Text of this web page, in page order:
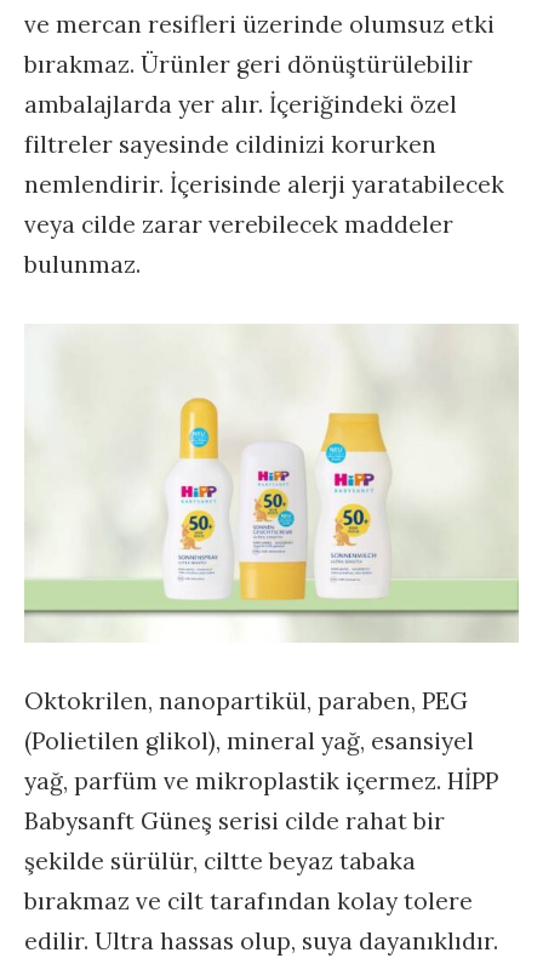
ve mercan resifleri üzerinde olumsuz etki
bırakmaz. Ürünler geri dönüştürülebilir
ambalajlarda yer alır. İçeriğindeki özel
filtreler sayesinde cildinizi korurken
nemlendirir. İçerisinde alerji yaratabilecek
veya cilde zarar verebilecek maddeler
bulunmaz.
Oktokrilen, nanopartikül, paraben, PEG
(Polietilen glikol), mineral yağ, esansiyel
yağ, parfüm ve mikroplastik içermez. HİPP
Babysanft Güneş serisi cilde rahat bir
şekilde sürülür, ciltte beyaz tabaka
bırakmaz ve cilt tarafından kolay tolere
edilir. Ultra hassas olup, suya dayanıklıdır.